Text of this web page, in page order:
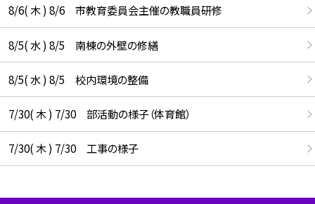
8/6( 木 ) 8/6 市教育委員会主催の教職員研修
8/5( 水 ) 8/5 南棟の外壁の修繕
8/5( 水 ) 8/5 校内環境の整備
7/30( 木 ) 7/30 部活動の様子（体育館）
7/30( 木 ) 7/30 工事の様子